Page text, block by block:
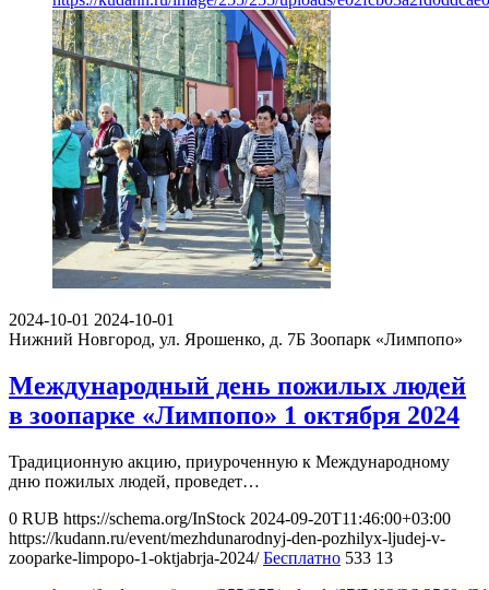
2024-10-01 2024-10-01
Нижний Новгород, ул. Ярошенко, д. 7Б Зоопарк «Лимпопо»
Международный день пожилых людей
в зоопарке «Лимпопо» 1 октября 2024
Традиционную акцию, приуроченную к Международному
дню пожилых людей, проведет…
0 RUB https://schema.org/InStock 2024-09-20T11:46:00+03:00
https://kudann.ru/event/mezhdunarodnyj-den-pozhilyx-ljudej-v-
zooparke-limpopo-1-oktjabrja-2024/ Бесплатно 533 13